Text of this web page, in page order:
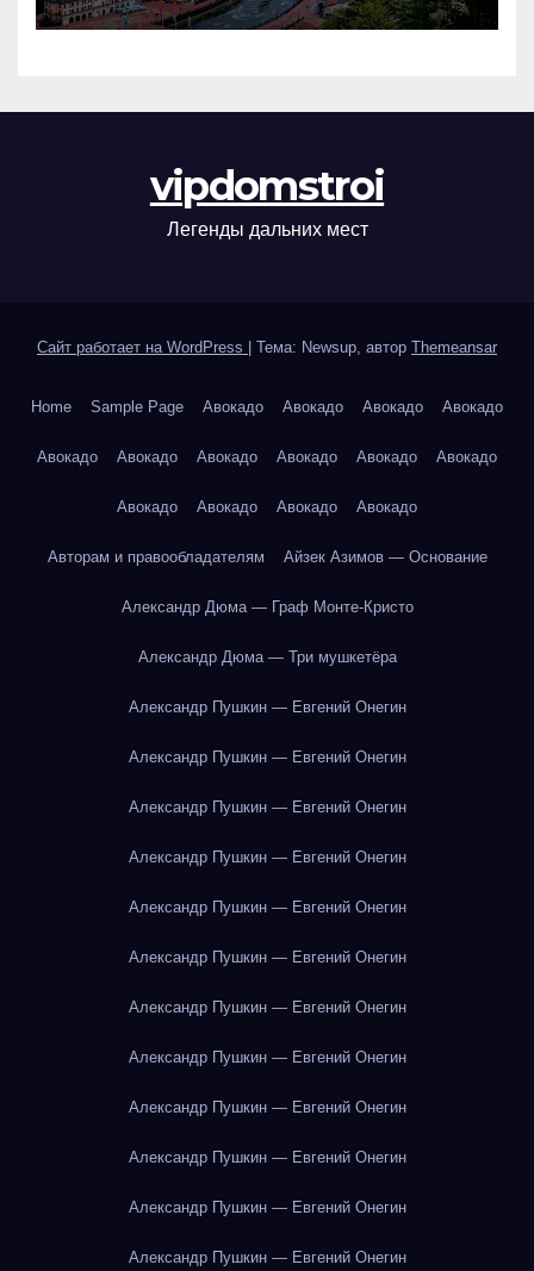
vipdomstroi
Легенды дальних мест
Сайт работает на WordPress Тема: Newsup, автор Themeansar
Home Sample Page Авокадо Авокадо Авокадо Авокадо
Авокадо Авокадо Авокадо Авокадо Авокадо Авокадо
Авокадо Авокадо Авокадо Авокадо
Авторам и правообладателям Айзек Азимов — Основание
Александр Дюма — Граф Монте-Кристо
Александр Дюма — Три мушкетёра
Александр Пушкин — Евгений Онегин
Александр Пушкин — Евгений Онегин
Александр Пушкин — Евгений Онегин
Александр Пушкин — Евгений Онегин
Александр Пушкин — Евгений Онегин
Александр Пушкин — Евгений Онегин
Александр Пушкин — Евгений Онегин
Александр Пушкин — Евгений Онегин
Александр Пушкин — Евгений Онегин
Александр Пушкин — Евгений Онегин
Александр Пушкин — Евгений Онегин
Александр Пушкин — Евгений Онегин